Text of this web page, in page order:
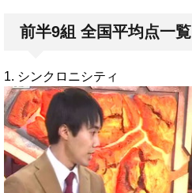
前半9組 全国平均点一覧
1. シンクロニシティ